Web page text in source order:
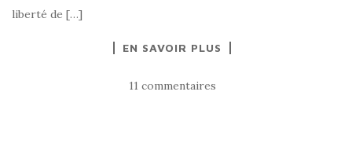
liberté de […]
EN SAVOIR PLUS
11 commentaires